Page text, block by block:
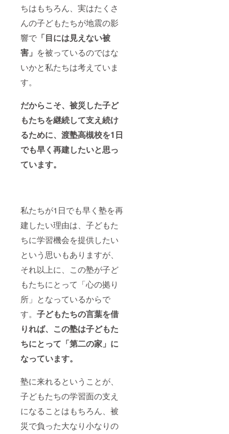
ちはもちろん、実はたくさ
んの子どもたちが地震の影
響で 「目には見えない被
害」 を被っているのではな
いかと私たちは考えていま
す。
だからこそ、被災した子ど
もたちを継続して支え続け
るために、渡塾高槻校を1日
でも早く再建したいと思っ
ています。
私たちが1日でも早く塾を再
建したい理由は、子どもた
ちに学習機会を提供したい
という思いもありますが、
それ以上に、この塾が子ど
もたちにとって「心の拠り
所」となっているからで
す。 子どもたちの言葉を借
りれば、この塾は子どもた
ちにとって「第二の家」に
なっています。
塾に来れるということが、
子どもたちの学習面の支え
になることはもちろん、被
災で負った大なり小なりの